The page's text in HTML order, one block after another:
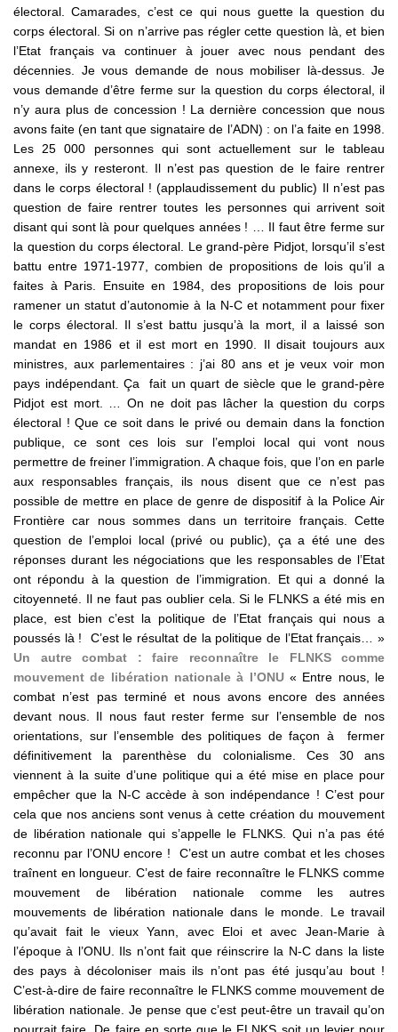
électoral. Camarades, c’est ce qui nous guette la question du
corps électoral. Si on n’arrive pas régler cette question là, et bien
l’Etat français va continuer à jouer avec nous pendant des
décennies. Je vous demande de nous mobiliser là-dessus. Je
vous demande d’être ferme sur la question du corps électoral, il
n’y aura plus de concession ! La dernière concession que nous
avons faite (en tant que signataire de l’ADN) : on l’a faite en 1998.
Les 25 000 personnes qui sont actuellement sur le tableau
annexe, ils y resteront. Il n’est pas question de le faire rentrer
dans le corps électoral ! (applaudissement du public) Il n’est pas
question de faire rentrer toutes les personnes qui arrivent soit
disant qui sont là pour quelques années ! … Il faut être ferme sur
la question du corps électoral. Le grand-père Pidjot, lorsqu’il s’est
battu entre 1971-1977, combien de propositions de lois qu’il a
faites à Paris. Ensuite en 1984, des propositions de lois pour
ramener un statut d’autonomie à la N-C et notamment pour fixer
le corps électoral. Il s’est battu jusqu’à la mort, il a laissé son
mandat en 1986 et il est mort en 1990. Il disait toujours aux
ministres, aux parlementaires : j’ai 80 ans et je veux voir mon
pays indépendant. Ça fait un quart de siècle que le grand-père
Pidjot est mort. … On ne doit pas lâcher la question du corps
électoral ! Que ce soit dans le privé ou demain dans la fonction
publique, ce sont ces lois sur l’emploi local qui vont nous
permettre de freiner l’immigration. A chaque fois, que l’on en parle
aux responsables français, ils nous disent que ce n’est pas
possible de mettre en place de genre de dispositif à la Police Air
Frontière car nous sommes dans un territoire français. Cette
question de l’emploi local (privé ou public), ça a été une des
réponses durant les négociations que les responsables de l’Etat
ont répondu à la question de l’immigration. Et qui a donné la
citoyenneté. Il ne faut pas oublier cela. Si le FLNKS a été mis en
place, est bien c’est la politique de l’Etat français qui nous a
poussés là ! C’est le résultat de la politique de l’Etat français… »
Un autre combat : faire reconnaître le FLNKS comme
mouvement de libération nationale à l’ONU« Entre nous, le
combat n’est pas terminé et nous avons encore des années
devant nous. Il nous faut rester ferme sur l’ensemble de nos
orientations, sur l’ensemble des politiques de façon à fermer
définitivement la parenthèse du colonialisme. Ces 30 ans
viennent à la suite d’une politique qui a été mise en place pour
empêcher que la N-C accède à son indépendance ! C’est pour
cela que nos anciens sont venus à cette création du mouvement
de libération nationale qui s’appelle le FLNKS. Qui n’a pas été
reconnu par l’ONU encore ! C’est un autre combat et les choses
traînent en longueur. C’est de faire reconnaître le FLNKS comme
mouvement de libération nationale comme les autres
mouvements de libération nationale dans le monde. Le travail
qu’avait fait le vieux Yann, avec Eloi et avec Jean-Marie à
l’époque à l’ONU. Ils n’ont fait que réinscrire la N-C dans la liste
des pays à décoloniser mais ils n’ont pas été jusqu’au bout !
C’est-à-dire de faire reconnaître le FLNKS comme mouvement de
libération nationale. Je pense que c’est peut-être un travail qu’on